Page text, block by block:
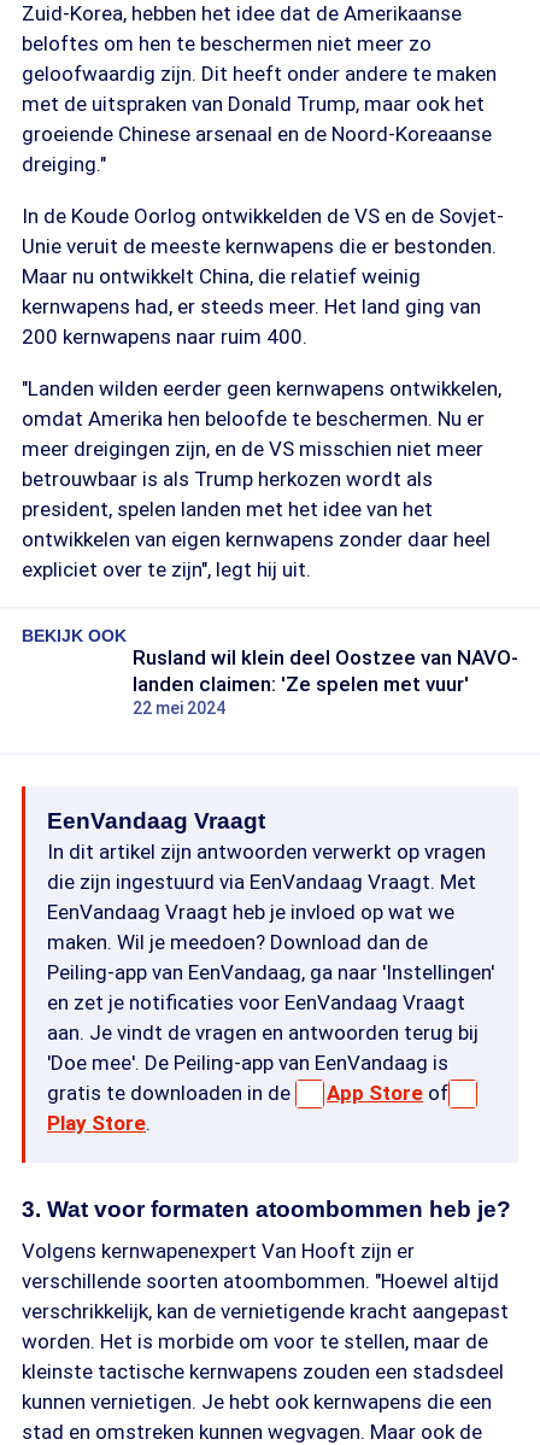
Zuid-Korea, hebben het idee dat de Amerikaanse
beloftes om hen te beschermen niet meer zo
geloofwaardig zijn. Dit heeft onder andere te maken
met de uitspraken van Donald Trump, maar ook het
groeiende Chinese arsenaal en de Noord-Koreaanse
dreiging."
In de Koude Oorlog ontwikkelden de VS en de Sovjet-
Unie veruit de meeste kernwapens die er bestonden.
Maar nu ontwikkelt China, die relatief weinig
kernwapens had, er steeds meer. Het land ging van
200 kernwapens naar ruim 400.
"Landen wilden eerder geen kernwapens ontwikkelen,
omdat Amerika hen beloofde te beschermen. Nu er
meer dreigingen zijn, en de VS misschien niet meer
betrouwbaar is als Trump herkozen wordt als
president, spelen landen met het idee van het
ontwikkelen van eigen kernwapens zonder daar heel
expliciet over te zijn", legt hij uit.
BEKIJK OOK
Rusland wil klein deel Oostzee van NAVO-
landen claimen: 'Ze spelen met vuur'
22 mei 2024
EenVandaag Vraagt
In dit artikel zijn antwoorden verwerkt op vragen
die zijn ingestuurd via EenVandaag Vraagt. Met
EenVandaag Vraagt heb je invloed op wat we
maken. Wil je meedoen? Download dan de
Peiling-app van EenVandaag, ga naar 'Instellingen'
en zet je notificaties voor EenVandaag Vraagt
aan. Je vindt de vragen en antwoorden terug bij
'Doe mee'. De Peiling-app van EenVandaag is
gratis te downloaden in de
App Store of
Play Store.
3. Wat voor formaten atoombommen heb je?
Volgens kernwapenexpert Van Hooft zijn er
verschillende soorten atoombommen. "Hoewel altijd
verschrikkelijk, kan de vernietigende kracht aangepast
worden. Het is morbide om voor te stellen, maar de
kleinste tactische kernwapens zouden een stadsdeel
kunnen vernietigen. Je hebt ook kernwapens die een
stad en omstreken kunnen wegvagen. Maar ook de